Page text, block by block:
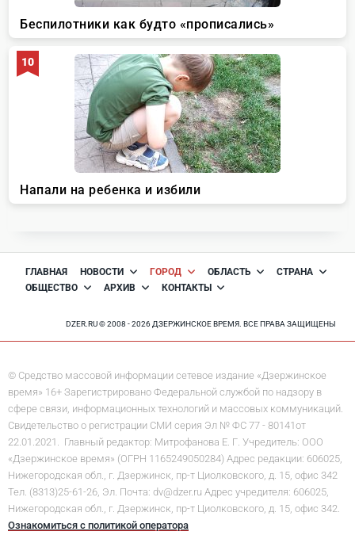
ГЛАВНАЯ НОВОСТИ ГОРОД ОБЛАСТЬ
СТРАНА
ОБЩЕСТВО
АРХИВ КОНТАКТЫ
DZER.RU © 2008 - 2026 ДЗЕРЖИНСКОЕ ВРЕМЯ. ВСЕ ПРАВА ЗАЩИЩЕНЫ
© Средство массовой информации сетевое издание «Дзержинское
время» 16+ Зарегистрировано Федеральной службой по надзору в
сфере связи, информационных технологий и массовых коммуникаций.
Свидетельство о регистрации СМИ серия Эл № ФС 77 - 80141от
22.01.2021. Главный редактор: Митрофанова Е. Г. Учредитель: ООО
«Дзержинское время» (ОГРН 1165249050284) Адрес редакции: 606025,
Нижегородская обл., г. Дзержинск, пр-т Циолковского, д. 15, офис 342
Тел. (8313)25-61-26, Эл. Почта: dv@dzer.ru Адрес учредителя: 606025,
Нижегородская обл., г. Дзержинск, пр-т Циолковского, д. 15, офис 342.
Ознакомиться с политикой оператора